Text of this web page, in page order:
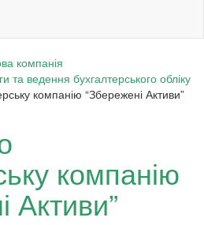
компанія
та ведення бухгалтерського обліку
компанію “Збережені Активи”
компанію
Активи”